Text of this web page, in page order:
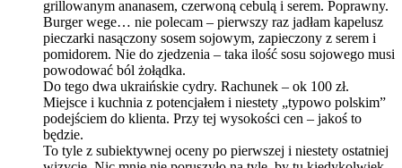
grillowanym ananasem, czerwoną cebulą i serem. Poprawny.
Burger wege… nie polecam – pierwszy raz jadłam kapelusz
pieczarki nasączony sosem sojowym, zapieczony z serem i
pomidorem. Nie do zjedzenia – taka ilość sosu sojowego musi
powodować ból żołądka.
Do tego dwa ukraińskie cydry. Rachunek – ok 100 zł.
Miejsce i kuchnia z potencjałem i niestety „typowo polskim”
podejściem do klienta. Przy tej wysokości cen – jakoś to
będzie.
To tyle z subiektywnej oceny po pierwszej i niestety ostatniej